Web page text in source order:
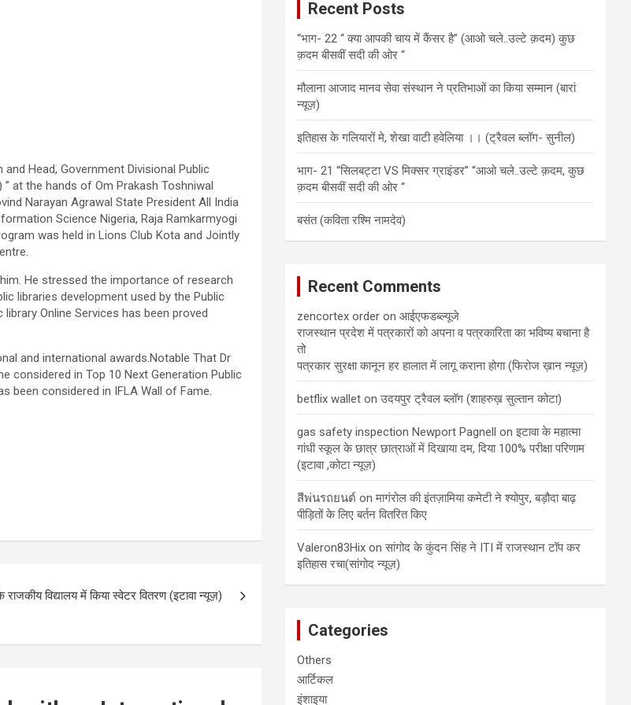
and Head, Government Divisional Public
at the hands of Om Prakash Toshniwal
Narayan Agrawal State President All India
Science Nigeria, Raja Ramkarmyogi
was held in Lions Club Kota and Jointly
He stressed the importance of research
libraries development used by the Public
Online Services has been proved
and international awards.Notable That Dr
considered in Top 10 Next Generation Public
been considered in IFLA Wall of Fame.
राजकीय विद्यालय में किया स्वेटर वितरण (इटावा न्यूज़)
Recent Posts
“भाग- 22 “ क्या आपकी चाय में कैंसर है” (आओ चले..उल्टे क़दम) कुछ
क़दम बीसवीं सदी की ओर “
मौलाना आजाद मानव सेवा संस्थान ने प्रतिभाओं का किया सम्मान (बारां
न्यूज़)
इतिहास के गलियारों मे, शेखा वाटी हवेलिया ।। (ट्रैवल ब्लॉग- सुनील)
भाग- 21 “सिलबट्टा VS मिक्सर ग्राइंडर” “आओ चले..उल्टे क़दम, कुछ
क़दम बीसवीं सदी की ओर “
बसंत (कविता रश्मि नामदेव)
Recent Comments
zencortex order onआईएफडब्ल्यूजे
राजस्थान प्रदेश में पत्रकारों को‌ अपना व पत्रकारिता का भविष्य बचाना है
तो
पत्रकार सुरक्षा कानून हर हालात में लागू कराना होगा (फिरोज ख़ान न्यूज़)
betflix wallet onउदयपुर ट्रैवल ब्लॉग (शाहरुख़ सुल्तान कोटा)
gas safety inspection Newport Pagnell onइटावा के महात्मा
गांधी स्कूल के छात्र छात्राओं में दिखाया दम, दिया 100% परीक्षा परिणाम
(इटावा ,कोटा न्यूज़)
สีพ่นรถยนต์ onमागंरोल की इंतज़ामिया कमेटी ने श्योपुर, बड़ौदा बाढ़
पीड़ितों के लिए बर्तन वितरित किए
Valeron83Hix onसांगोद के कुंदन सिंह ने ITI में राजस्थान टॉप कर
इतिहास रचा(सांगोद न्यूज़)
Categories
Others
आर्टिकल
इंशाइया